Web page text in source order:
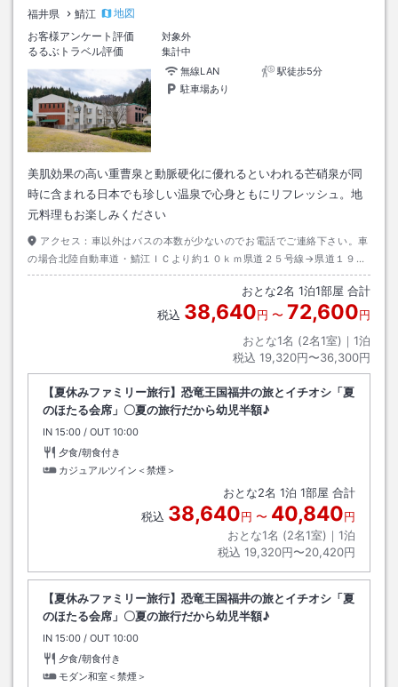
福井県 鯖江
地図
お客様アンケート評価
対象外
るるぶトラベル評価
集計中
無線LAN
駅徒歩5分
駐車場あり
美肌効果の高い重曹泉と動脈硬化に優れるといわれる芒硝泉が同
時に含まれる日本でも珍しい温泉で心身ともにリフレッシュ。地
元料理もお楽しみください
アクセス： 車以外はバスの本数が少ないのでお電話でご連絡下さい。車
の場合北陸自動車道・鯖江ＩＣより約１０ｋｍ県道２５号線→県道１９２
号線道路の歩道側に標識有り。
おとな2名 1泊1部屋 合計
税込 38,640円 〜 72,600円
おとな1名 (2名1室)｜ 1泊
税込 19,320円〜36,300円
【夏休みファミリー旅行】恐竜王国福井の旅とイチオシ「夏
のほたる会席」〇夏の旅行だから幼児半額♪
IN チェックイン
15:00 / OUT チェックアウト
10:00
夕食/朝食付き
カジュアルツイン＜禁煙＞
おとな2名 1泊 1部屋 合計
税込 38,640円 〜 40,840円
おとな1名 (2名1室)｜ 1泊
税込 19,320円〜20,420円
【夏休みファミリー旅行】恐竜王国福井の旅とイチオシ「夏
のほたる会席」〇夏の旅行だから幼児半額♪
IN チェックイン
15:00 / OUT チェックアウト
10:00
夕食/朝食付き
モダン和室＜禁煙＞